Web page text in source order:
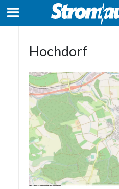
Hochdorf